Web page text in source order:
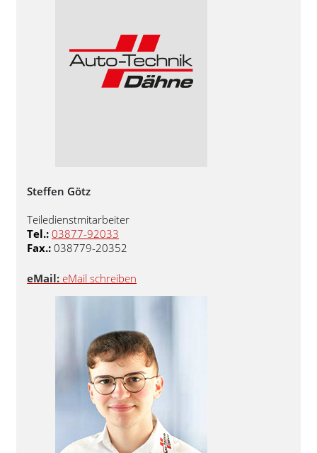
Steffen Götz
Teiledienstmitarbeiter
Tel.: 03877-92033
Fax.: 038779-20352
eMail: eMail schreiben